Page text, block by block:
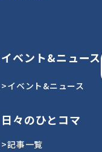
イベント&ニュース
>イベント&ニュース
日々のひとコマ
>記事一覧